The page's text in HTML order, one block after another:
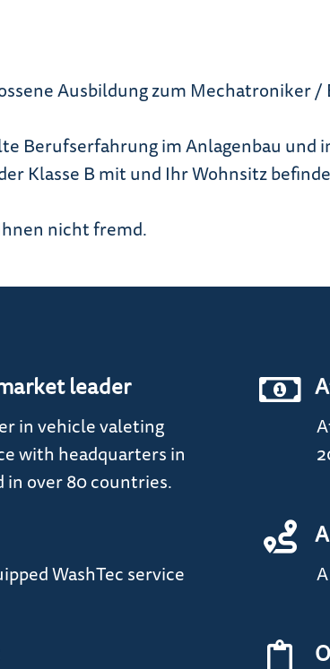
Ausbildung zum Mechatroniker
Berufserfahrung im Anlagenbau und
Klasse B mit und Ihr Wohnsitz
nicht fremd.
leader
in vehicle valeting
with headquarters in
in over 80 countries.
WashTec service